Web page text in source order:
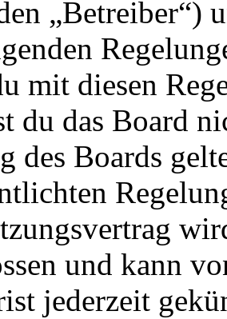
„Betreiber“)
mit diesen
du das Board
des Boards
und kann
jederzeit